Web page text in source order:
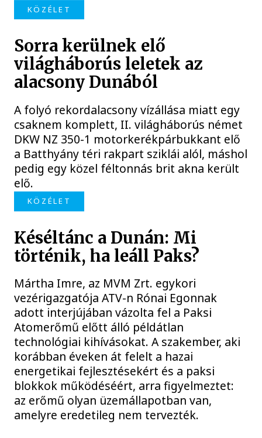
KÖZÉLET
Sorra kerülnek elő
világháborús leletek az
alacsony Dunából
A folyó rekordalacsony vízállása miatt egy
csaknem komplett, II. világháborús német
DKW NZ 350-1 motorkerékpárbukkant elő
a Batthyány téri rakpart sziklái alól, máshol
pedig egy közel féltonnás brit akna került
elő.
KÖZÉLET
Késéltánc a Dunán: Mi
történik, ha leáll Paks?
Mártha Imre, az MVM Zrt. egykori
vezérigazgatója ATV-n Rónai Egonnak
adott interjújában vázolta fel a Paksi
Atomerőmű előtt álló példátlan
technológiai kihívásokat. A szakember, aki
korábban éveken át felelt a hazai
energetikai fejlesztésekért és a paksi
blokkok működéséért, arra figyelmeztet:
az erőmű olyan üzemállapotban van,
amelyre eredetileg nem tervezték.